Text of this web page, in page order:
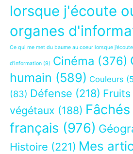
lorsque j'écoute
organes
Ce qui me met du baume au coeur lorsque
d’information (9) Cinéma (376)
humain (589) Couleurs
(83) Défense (218)
végétaux (188)
français (976)
Histoire (221) Mes